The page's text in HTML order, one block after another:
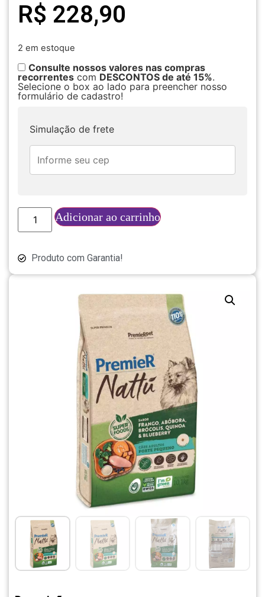
R$ 228,90
2 em estoque
Consulte nossos valores nas compras
recorrentes com DESCONTOS de até 15%.
Selecione o box ao lado para preencher nosso
formulário de cadastro!
Simulação de frete
Adicionar ao carrinho
Produto com Garantia!